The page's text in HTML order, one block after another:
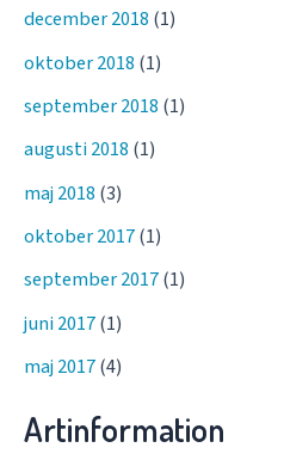
december 2018 (1)
oktober 2018 (1)
september 2018 (1)
augusti 2018 (1)
maj 2018 (3)
oktober 2017(1)
september 2017(1)
juni 2017(1)
maj 2017(4)
Artinformation